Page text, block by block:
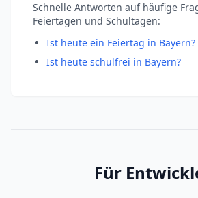
Schnelle Antworten auf häufige
Feiertagen und Schultagen:
Ist heute ein Feiertag in Bayern?
Ist heute schulfrei in Bayern?
Für